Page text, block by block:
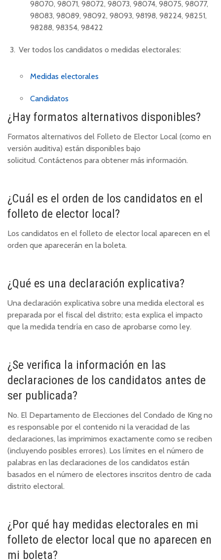
98070, 98071, 98072, 98073, 98074, 98075, 98077,
98083, 98089, 98092, 98093, 98198, 98224, 98251,
98288, 98354, 98422
Ver todos los candidatos o medidas electorales:
Medidas electorales
Candidatos
¿Hay formatos alternativos disponibles?
Formatos alternativos del Folleto de Elector Local (como en
versión auditiva) están disponibles bajo
solicitud. Contáctenos para obtener más información.
¿Cuál es el orden de los candidatos en el
folleto de elector local?
Los candidatos en el folleto de elector local aparecen en el
orden que aparecerán en la boleta.
¿Qué es una declaración explicativa?
Una declaración explicativa sobre una medida electoral es
preparada por el fiscal del distrito; esta explica el impacto
que la medida tendría en caso de aprobarse como ley.
¿Se verifica la información en las
declaraciones de los candidatos antes de
ser publicada?
No. El Departamento de Elecciones del Condado de King no
es responsable por el contenido ni la veracidad de las
declaraciones, las imprimimos exactamente como se reciben
(incluyendo posibles errores). Los límites en el número de
palabras en las declaraciones de los candidatos están
basados en el número de electores inscritos dentro de cada
distrito electoral.
¿Por qué hay medidas electorales en mi
folleto de elector local que no aparecen en
mi boleta?